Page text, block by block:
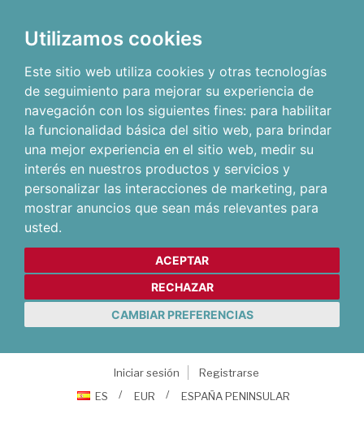
Utilizamos cookies
Este sitio web utiliza cookies y otras tecnologías
de seguimiento para mejorar su experiencia de
navegación con los siguientes fines: para habilitar
la funcionalidad básica del sitio web, para brindar
una mejor experiencia en el sitio web, medir su
interés en nuestros productos y servicios y
personalizar las interacciones de marketing, para
mostrar anuncios que sean más relevantes para
usted.
ACEPTAR
RECHAZAR
CAMBIAR PREFERENCIAS
Iniciar sesión
Registrarse
ES
EUR ESPAÑA PENINSULAR